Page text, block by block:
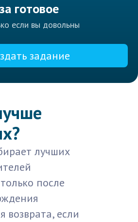
готовое
если вы довольны
задание
лучших
после
возврата, если